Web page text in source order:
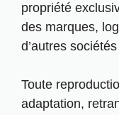
propriété
des marques,
d’autres
Toute
adaptation,